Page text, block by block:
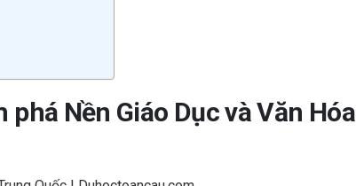
Nền Giáo Dục và Văn Hóa